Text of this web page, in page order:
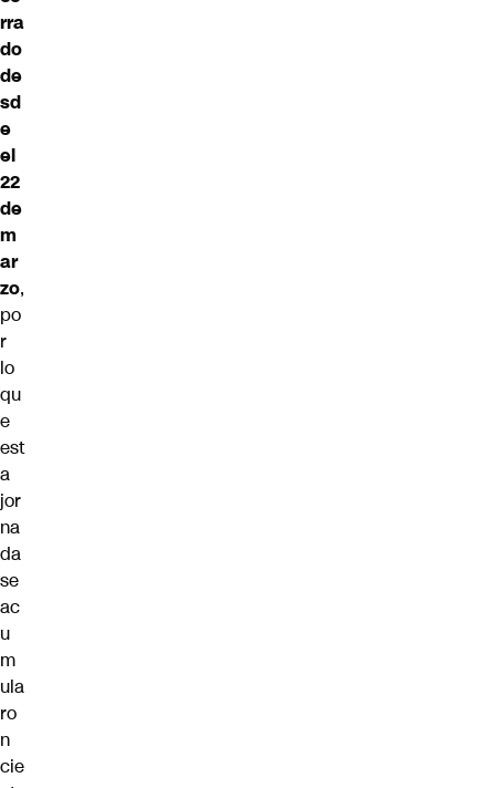
rra
do
de
sd
e
el
22
de
m
ar
zo,
po
r
lo
qu
e
est
a
jor
na
da
se
ac
u
m
ula
ro
n
cie